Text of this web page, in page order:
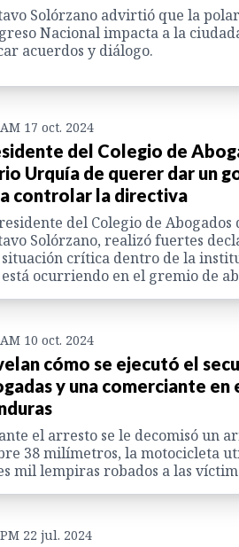
Solórzano advirtió que la
Nacional impacta a la
acuerdos y diálogo.
17 oct. 2024
del Colegio de
Urquía de querer dar un
controlar la directiva
del Colegio de Abogados
Solórzano, realizó fuertes
crítica dentro de la
ocurriendo en el gremio de
10 oct. 2024
cómo se ejecutó el
y una comerciante en
el arresto se le decomisó un
38 milímetros, la motocicleta
mil lempiras robados a las
22 jul. 2024